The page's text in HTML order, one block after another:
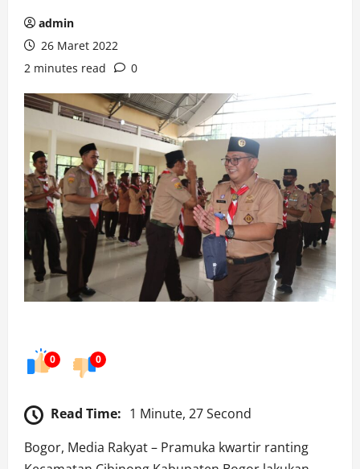
admin
26 Maret 2022
2 minutes read
0
0 0
Read Time: 1 Minute, 27 Second
Bogor, Media Rakyat – Pramuka kwartir ranting